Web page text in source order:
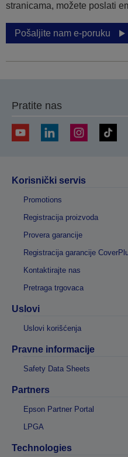
stranicama, možete poslati
Pošaljite nam e-poruku
Pratite nas
Korisnički servis
Promotions
Registracija proizvoda
Provera garancije
Registracija garancije
Kontaktirajte nas
Pretraga trgovaca
Uslovi
Uslovi korišćenja
Pravne informacije
Safety Data Sheets
Partners
Epson Partner Portal
LPGA
Technologies